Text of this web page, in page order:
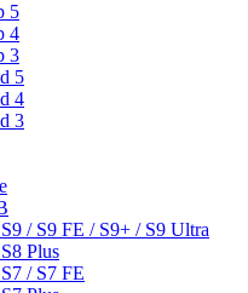
5
4
3
5
4
3
/ S9 FE / S9+ / S9 Ultra
Plus
/ S7 FE